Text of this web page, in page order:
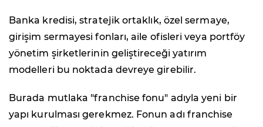
Banka kredisi, stratejik ortaklık, özel sermaye,
girişim sermayesi fonları, aile ofisleri veya portföy
yönetim şirketlerinin geliştireceği yatırım
modelleri bu noktada devreye girebilir.
Burada mutlaka "franchise fonu" adıyla yeni bir
yapı kurulması gerekmez. Fonun adı franchise